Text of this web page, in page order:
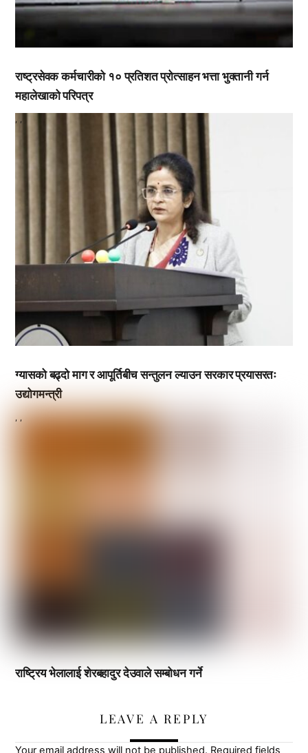
राष्ट्रसेवक कर्मचारीको १० प्रतिशत प्रोत्साहन भत्ता भुक्तानी गर्न
महालेखाको परिपत्र
, ,
ग्यासको बढ्दो माग र आपूर्तिबीच सन्तुलन ल्याउन सरकार प्रयासरतः
उद्योगमन्त्री
, ,
राष्ट्रिय भेलालाई शेरबहादुर देउवाले सम्बोधन गर्ने
LEAVE A REPLY
Your email address will not be published. Required fields